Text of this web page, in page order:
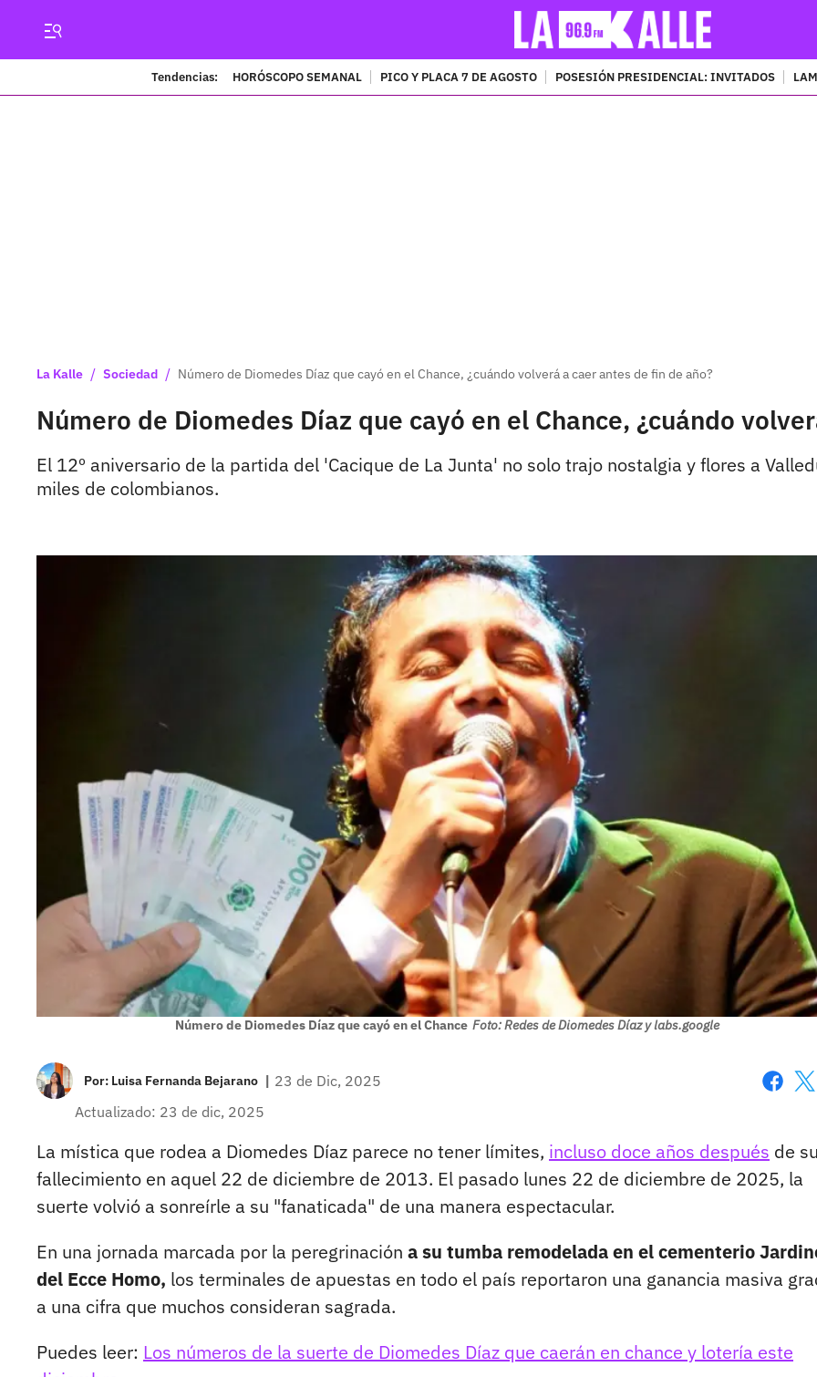
Tendencias: HORÓSCOPO SEMANAL PICO Y PLACA 7 DE AGOSTO POSESIÓN PRESIDENCIAL: INVITADOS
La Kalle / Sociedad / Número de Diomedes Díaz que cayó en el Chance, ¿cuándo volverá a caer antes de fin de año?
Número de Diomedes Díaz que cayó en el Chance, ¿cuándo
El 12º aniversario de la partida del 'Cacique de La Junta' no solo trajo nostalgia y flores a
miles de colombianos.
Número de Diomedes Díaz que cayó en el Chance Foto: Redes de Diomedes Díaz y labs.google
Por: Luisa Fernanda Bejarano | 23 de Dic, 2025
Actualizado: 23 de dic, 2025
La mística que rodea a Diomedes Díaz parece no tener límites, incluso doce años después de su
fallecimiento en aquel 22 de diciembre de 2013. El pasado lunes 22 de diciembre de 2025, la
suerte volvió a sonreírle a su "fanaticada" de una manera espectacular.
En una jornada marcada por la peregrinación a su tumba remodelada en el cementerio
del Ecce Homo, los terminales de apuestas en todo el país reportaron una ganancia masiva
a una cifra que muchos consideran sagrada.
Puedes leer: Los números de la suerte de Diomedes Díaz que caerán en chance y lotería este